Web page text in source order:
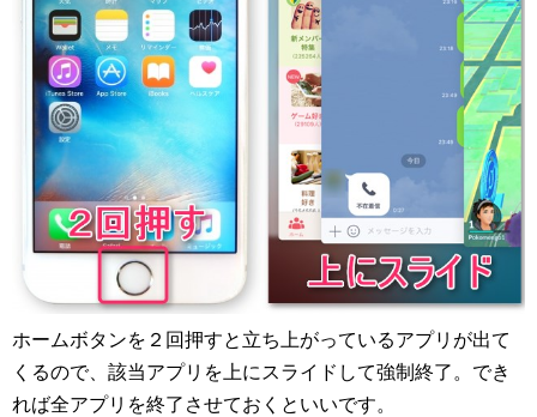
ホームボタンを２回押すと立ち上がっているアプリが出て
くるので、該当アプリを上にスライドして強制終了。でき
れば全アプリを終了させておくといいです。